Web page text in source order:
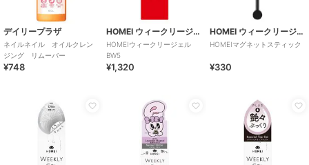
デイリープラザ
ネイルネイル オイルクレン
ジング リムーバー
¥748
HOMEI ウィークリージェル
HOMEIウィークリージェル
BW5
¥1,320
HOMEI ウィークリージェル
HOMEIマグネットスティック
¥330